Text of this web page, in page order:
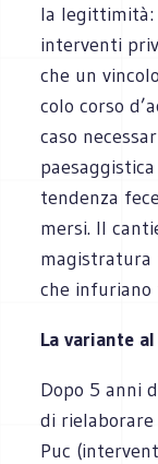
la legit­ti­mità:
inter­venti
che un
colo corso
caso
ten­denza
mersi. Il
magi­stra­tura
che
La variante
Dopo 5 anni
di
Puc